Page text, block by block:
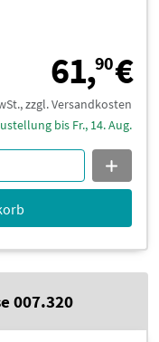
61,90€
zzgl. Versandkosten
bis Fr., 14. Aug.
007.320